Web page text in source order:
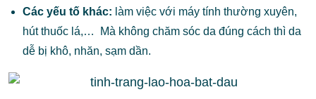
Các yếu tố khác: làm việc với máy tính thường xuyên,
hút thuốc lá,… Mà không chăm sóc da đúng cách thì da
dễ bị khô, nhăn, sạm dần.